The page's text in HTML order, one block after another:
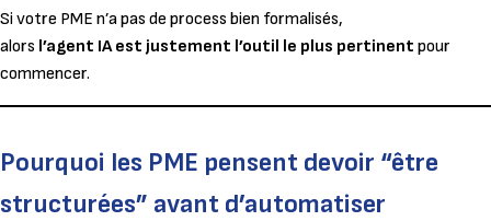
Si votre PME n’a pas de process bien formalisés,
alors l’agent IA est justement l’outil le plus pertinent pour
commencer.
Pourquoi les PME pensent devoir “être
structurées” avant d’automatiser